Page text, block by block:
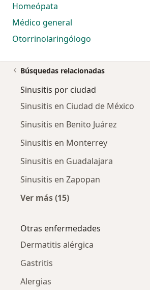
Homeópata
Médico general
Otorrinolaringólogo
Búsquedas relacionadas
Sinusitis por ciudad
Sinusitis en Ciudad de México
Sinusitis en Benito Juárez
Sinusitis en Monterrey
Sinusitis en Guadalajara
Sinusitis en Zapopan
Ver más (15)
Otras enfermedades
Dermatitis alérgica
Gastritis
Alergias